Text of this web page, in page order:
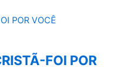
FOI POR